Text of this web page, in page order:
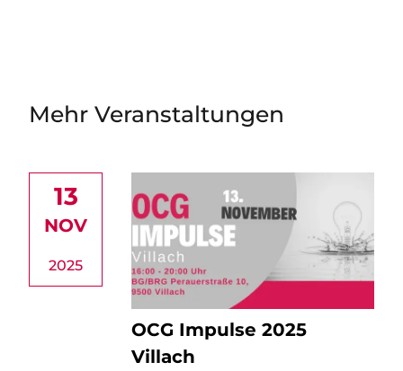
Mehr Veranstaltungen
13
NOV
2025
OCG Impulse 2025
Villach